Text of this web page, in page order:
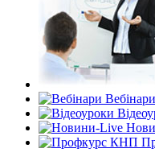
Вебінари